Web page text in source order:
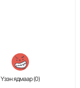
Үзэн ядмаар (0)